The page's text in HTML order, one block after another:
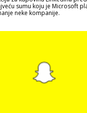
sumu koju je Microsoft
neke kompanije.